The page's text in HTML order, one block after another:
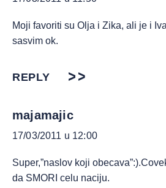
Moji favoriti su Olja i Zika, ali je i
sasvim ok.
REPLY
majamajic
17/03/2011 u 12:00
Super,”naslov koji
da SMORI celu naciju.